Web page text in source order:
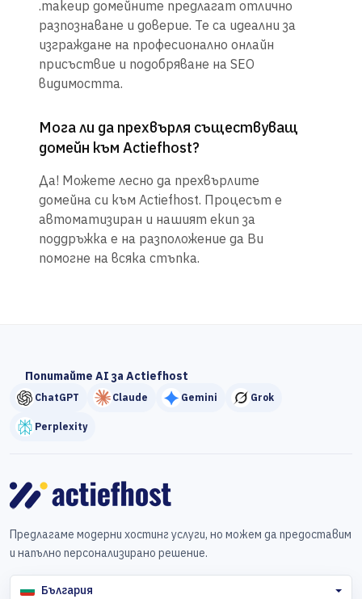
.makeup домейните предлагат отлично
разпознаване и доверие. Те са идеални за
изграждане на професионално онлайн
присъствие и подобряване на SEO
видимостта.
Мога ли да прехвърля съществуващ
домейн към Actiefhost?
Да! Можете лесно да прехвърлите
домейна си към Actiefhost. Процесът е
автоматизиран и нашият екип за
поддръжка е на разположение да Ви
помогне на всяка стъпка.
Попитайте AI за Actiefhost
ChatGPT Claude Gemini Grok
Perplexity
Предлагаме модерни хостинг услуги, но можем да предоставим
и напълно персонализирано решение.
България